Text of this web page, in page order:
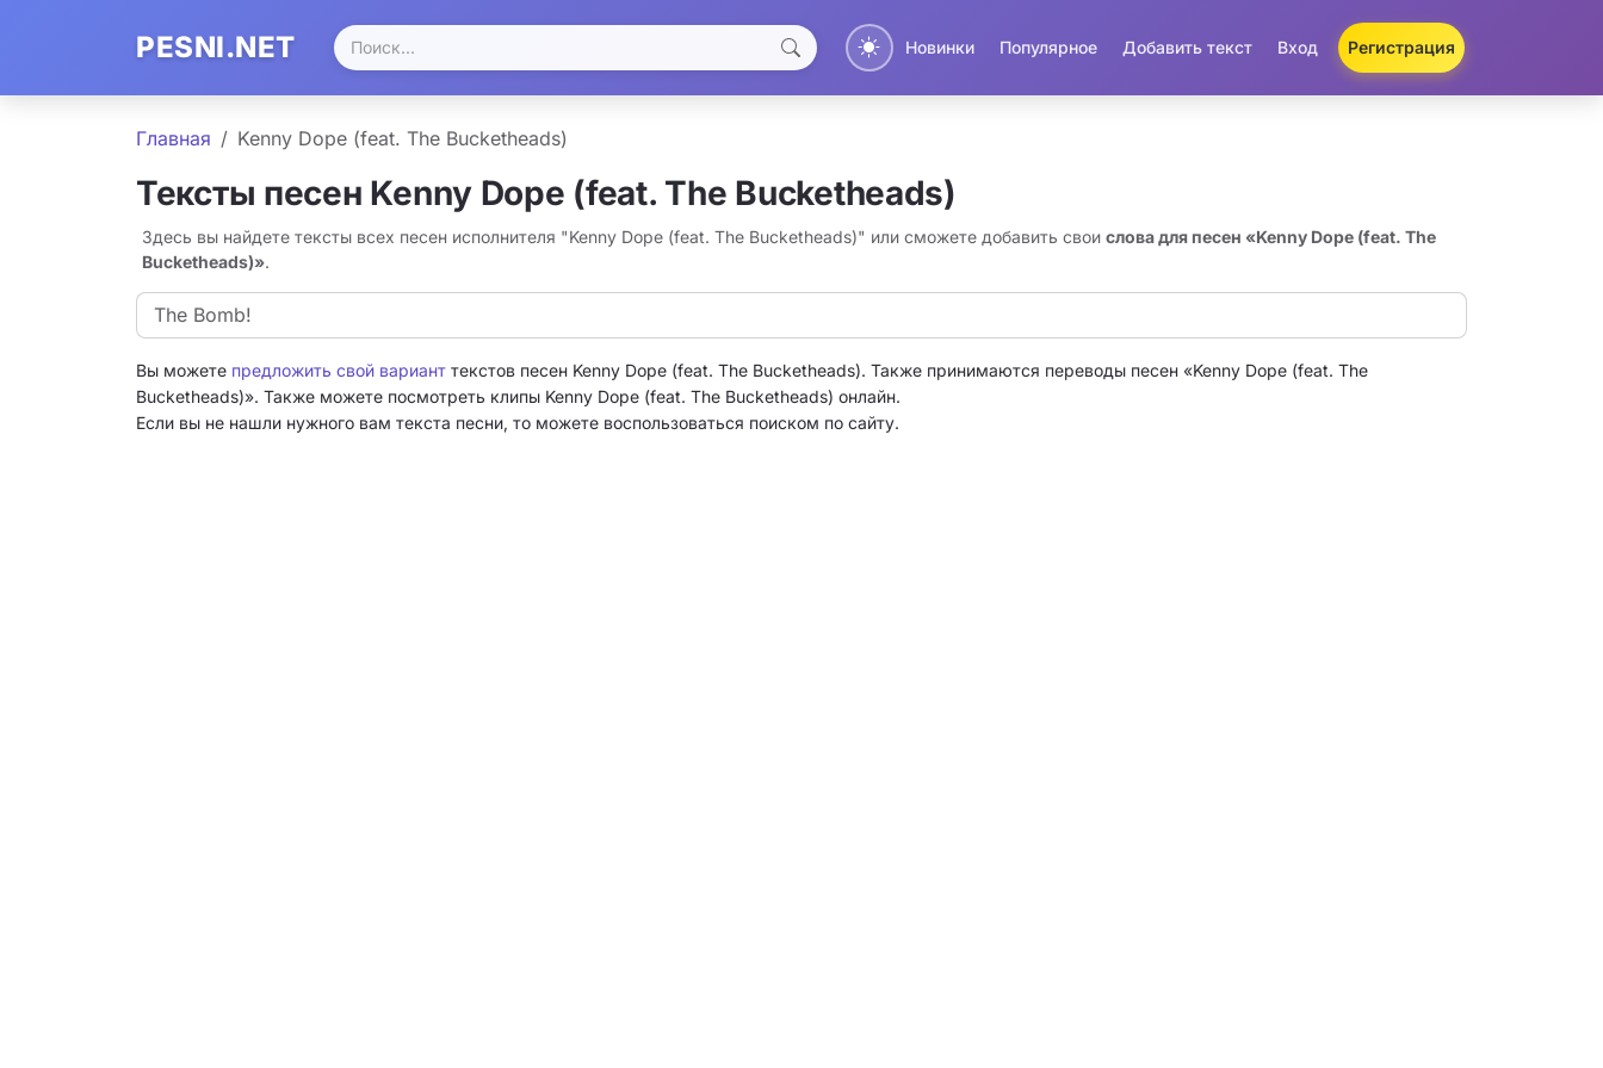
PESNI.NET Новинки Популярное Добавить текст Вход Регистрация
Главная Kenny Dope (feat. The Bucketheads)
Тексты песен Kenny Dope (feat. The Bucketheads)
Здесь вы найдете тексты всех песен исполнителя "Kenny Dope (feat. The Bucketheads)" или сможете добавить свои слова для песен «Kenny Dope (feat. The
Bucketheads)».
The Bomb!
Вы можете предложить свой вариант текстов песен Kenny Dope (feat. The Bucketheads). Также принимаются переводы песен «Kenny Dope (feat. The
Bucketheads)». Также можете посмотреть клипы Kenny Dope (feat. The Bucketheads) онлайн.
Если вы не нашли нужного вам текста песни, то можете воспользоваться поиском по сайту.